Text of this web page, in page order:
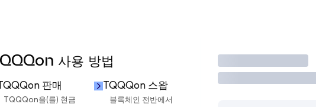
사용 방법
판매
TQQQon을(를) 현금
TQQQon 스왑
블록체인 전반에서
거래